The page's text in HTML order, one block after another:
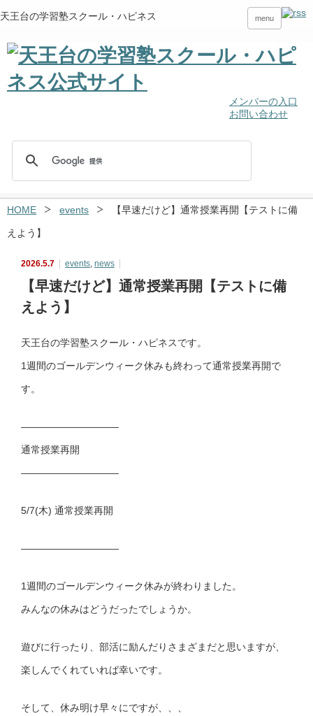
天王台の学習塾スクール・ハピネス
メンバーの入口
お問い合わせ
menu
HOME events 【早速だけど】通常授業再開【テストに備
えよう】
2026.5.7 events, news
【早速だけど】通常授業再開【テストに備
えよう】
天王台の学習塾スクール・ハピネスです。
1週間のゴールデンウィーク休みも終わって通常授業再開で
す。
——————————
通常授業再開
——————————
5/7(木) 通常授業再開
——————————
1週間のゴールデンウィーク休みが終わりました。
みんなの休みはどうだったでしょうか。
遊びに行ったり、部活に励んだりさまざまだと思いますが、
楽しんでくれていれば幸いです。
そして、休み明け早々にですが、、、